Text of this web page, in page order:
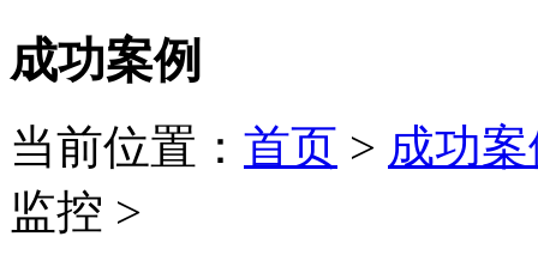
成功案例
当前位置： 首页 > 成功
监控 >